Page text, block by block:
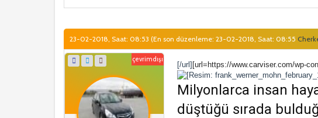
23-02-2018, Saat: 08:53(En son düzenleme: 23-02-2018, Saat: 08:55
çevrimdışı
[/url][url=https://www.carviser.com/wp-
Milyonlarca insan
düştüğü sırada